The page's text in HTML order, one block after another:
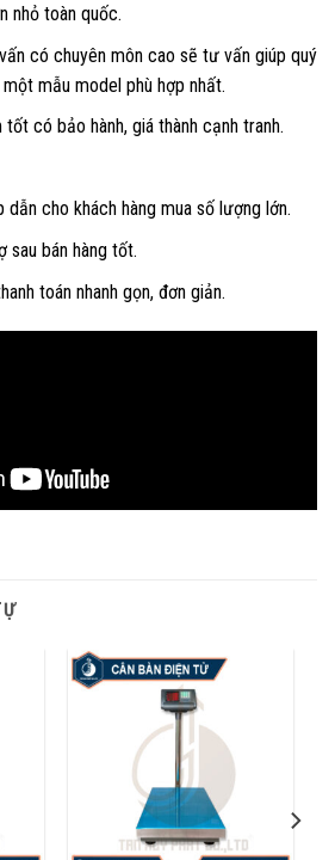
nhỏ toàn quốc.
có chuyên môn cao sẽ tư vấn giúp quý
mẫu model phù hợp nhất.
có bảo hành, giá thành cạnh tranh.
dẫn cho khách hàng mua số lượng lớn.
sau bán hàng tốt.
toán nhanh gọn, đơn giản.